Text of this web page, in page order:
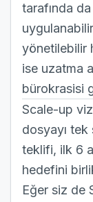
tarafında
yönetilebilir
ise uzatma
bürokrasisi
Scale-up
dosyayı
teklifi, ilk 6
hedefini
Eğer siz de